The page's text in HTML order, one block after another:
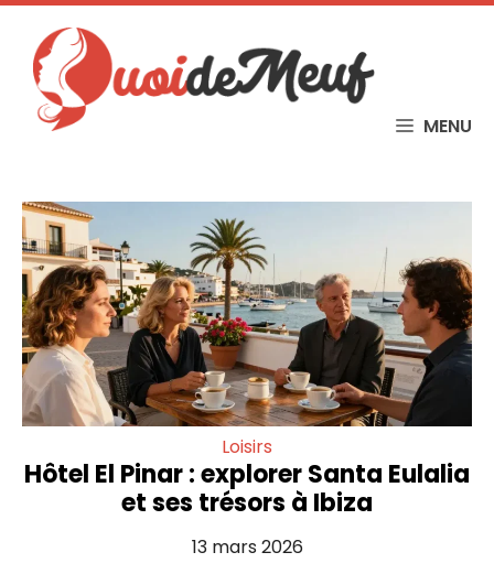
Skip
content
MENU
Loisirs
Hôtel El Pinar : explorer Santa Eulalia
et ses trésors à Ibiza
13 mars 2026